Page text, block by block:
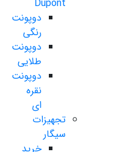
Dupont
دوپونت
رنگی
دوپونت
طلایی
دوپونت
نقره
ای
تجهیزات
سیگار
خرید